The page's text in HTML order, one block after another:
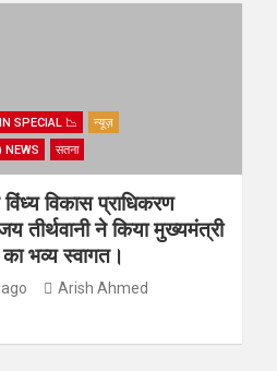
SPECIAL 📉
न्यूज़
NEWS
सतना
विंध्य विकास प्राधिकरण
तीर्थवानी ने किया मुख्यमंत्री
भव्य स्वागत।
Arish Ahmed